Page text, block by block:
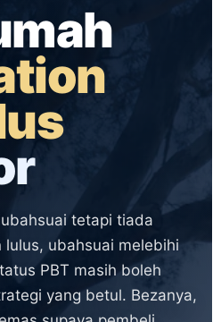
tetapi tiada
ubahsuai melebihi
PBT masih boleh
yang betul. Bezanya,